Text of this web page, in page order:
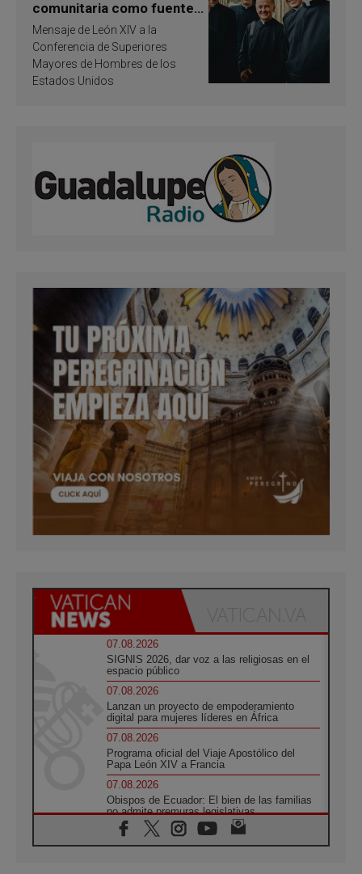
comunitaria como fuente
de inspiración y
santificación
Mensaje de León XIV a la
Conferencia de Superiores
Mayores de Hombres de los
Estados Unidos
07.08.2026
SIGNIS 2026, dar voz a las religiosas en el
espacio público
07.08.2026
Lanzan un proyecto de empoderamiento
digital para mujeres líderes en África
07.08.2026
Programa oficial del Viaje Apostólico del
Papa León XIV a Francia
07.08.2026
Obispos de Ecuador: El bien de las familias
no admite premuras legislativas
06.08.2026
Cardenal Parolin: La paz comienza con la